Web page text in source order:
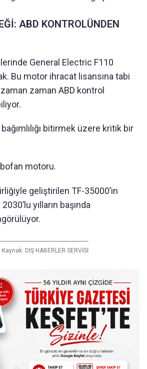
ABD KONTROLÜNDEN
General Electric F110
Bu motor ihracat lisansına tabi
zaman ABD kontrol
bitirmek üzere kritik bir
motoru.
geliştirilen TF-35000’in
yılların başında
Kaynak: DIŞ HABERLER SERVİSİ